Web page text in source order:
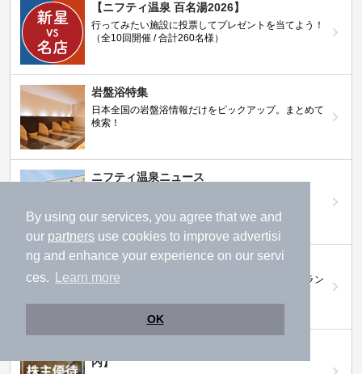
By using our services, you agree that we and
our partners use cookies to improve advertisi
ng and enhance your experience on our servi
ces.
Learn more
OK
【ニフティ温泉 百名湯2026】
行ってみたい施設に投票してプレゼントを当てよう！
（全10回開催 / 合計260名様）
岩盤浴特集
日本全国の岩盤浴情報だけをピックアップ。まとめて
検索！
ニフティ温泉ニュース
ニフティ温泉 おふろパス
温浴施設をお得に楽しめるサブスクリプションプラン
内】